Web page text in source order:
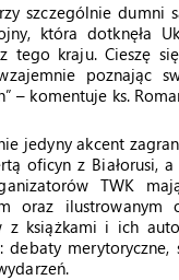
szczególnie dumni
która dotknęła
tego kraju. Cieszę
poznając
– komentuje ks.
jedyny akcent
oficyn z Białorusi,
TWK
oraz
z książkami i ich
debaty